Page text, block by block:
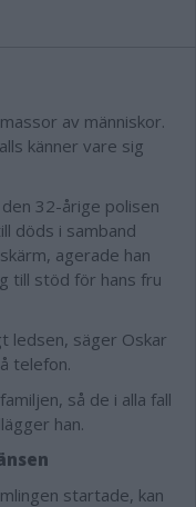
av människor.
känner vare sig
32-årige polisen
döds i samband
, agerade han
till stöd för hans fru
ledsen, säger Oskar
telefon.
så de i alla fall
han.
startade, kan